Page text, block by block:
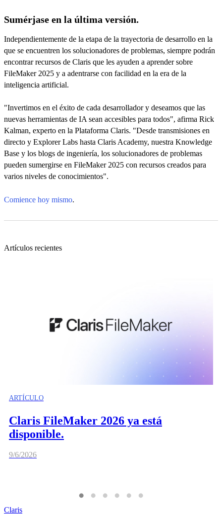
Sumérjase en la última versión.
Independientemente de la etapa de la trayectoria de desarrollo en la
que se encuentren los solucionadores de problemas, siempre podrán
encontrar recursos de Claris que les ayuden a aprender sobre
FileMaker 2025 y a adentrarse con facilidad en la era de la
inteligencia artificial.
"Invertimos en el éxito de cada desarrollador y deseamos que las
nuevas herramientas de IA sean accesibles para todos", afirma Rick
Kalman, experto en la Plataforma Claris. "Desde transmisiones en
directo y Explorer Labs hasta Claris Academy, nuestra Knowledge
Base y los blogs de ingeniería, los solucionadores de problemas
pueden sumergirse en FileMaker 2025 con recursos creados para
varios niveles de conocimientos".
Comience hoy mismo.
Artículos recientes
ARTÍCULO
Claris FileMaker 2026 ya está
disponible.
9/6/2026
Claris